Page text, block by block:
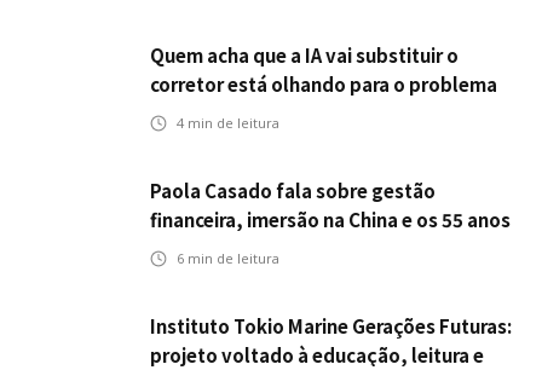
Quem acha que a IA vai substituir o
corretor está olhando para o problema
errado
4 min de leitura
Paola Casado fala sobre gestão
financeira, imersão na China e os 55 anos
da ENS
6 min de leitura
Instituto Tokio Marine Gerações Futuras:
projeto voltado à educação, leitura e